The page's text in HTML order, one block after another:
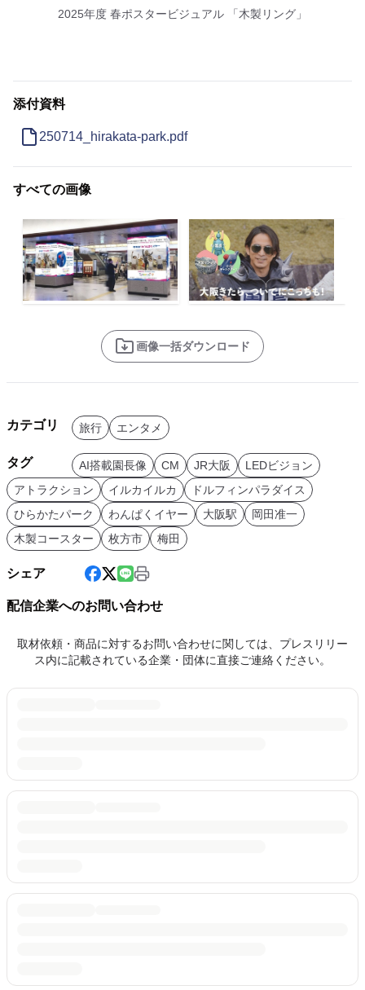
2025年度 春ポスタービジュアル 「木製リング」
添付資料
250714_hirakata-park.pdf
すべての画像
画像一括ダウンロード
カテゴリ 旅行 エンタメ
タグ AI搭載園長像 CM JR大阪
LEDビジョン
アトラクション
イルカイルカ
ドルフィンパラダイス
ひらかたパーク
わんぱくイヤー 大阪駅
岡田准一
木製コースター
枚方市 梅田
シェア
配信企業へのお問い合わせ
取材依頼・商品に対するお問い合わせに関しては、プレスリリー
ス内に記載されている企業・団体に直接ご連絡ください。